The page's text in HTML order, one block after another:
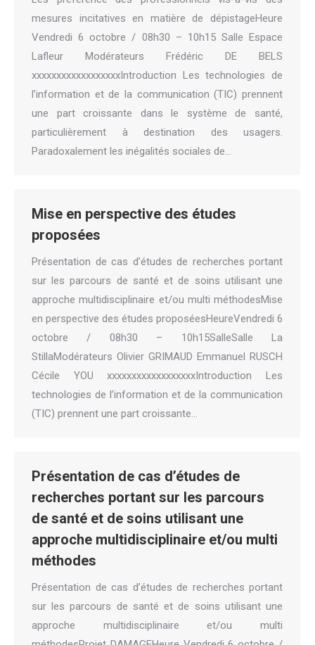
mesures incitatives en matière de dépistageHeure
Vendredi 6 octobre / 08h30 – 10h15 Salle Espace
Lafleur Modérateurs Frédéric DE BELS
xxxxxxxxxxxxxxxxxxIntroduction Les technologies de
l’information et de la communication (TIC) prennent
une part croissante dans le système de santé,
particulièrement à destination des usagers.
Paradoxalement les inégalités sociales de…
Mise en perspective des études
proposées
Présentation de cas d’études de recherches portant
sur les parcours de santé et de soins utilisant une
approche multidisciplinaire et/ou multi méthodesMise
en perspective des études proposéesHeureVendredi 6
octobre / 08h30 – 10h15SalleSalle La
StillaModérateurs Olivier GRIMAUD Emmanuel RUSCH
Cécile YOU xxxxxxxxxxxxxxxxxxIntroduction Les
technologies de l’information et de la communication
(TIC) prennent une part croissante…
Présentation de cas d’études de
recherches portant sur les parcours
de santé et de soins utilisant une
approche multidisciplinaire et/ou multi
méthodes
Présentation de cas d’études de recherches portant
sur les parcours de santé et de soins utilisant une
approche multidisciplinaire et/ou multi